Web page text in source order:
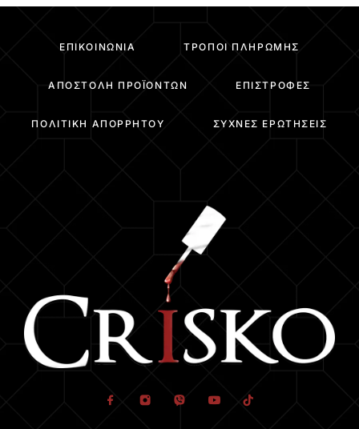
ΕΠΙΚΟΙΝΩΝΊΑ ΤΡΌΠΟΙ ΠΛΗΡΩΜΉΣ
ΑΠΟΣΤΟΛΉ ΠΡΟΪΌΝΤΩΝ ΕΠΙΣΤΡΟΦΈΣ
ΠΟΛΙΤΙΚΉ ΑΠΟΡΡΉΤΟΥ ΣΥΧΝΈΣ ΕΡΩΤΉΣΕΙΣ